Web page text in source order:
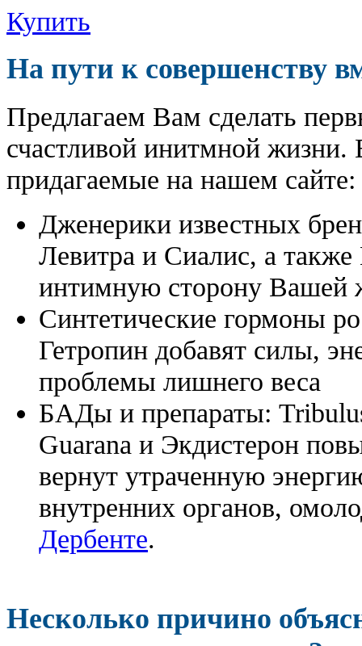
Купить
На пути к совершенству
Предлагаем Вам сделать
счастливой инитмной жизни.
придагаемые на нашем сайте:
Дженерики известных
Левитра и Сиалис, а
интимную сторону Вашей
Синтетические гормоны
Гетропин добавят силы,
проблемы лишнего веса
БАДы и препараты:
Guarana и Экдистерон
вернут утраченную
внутренних органов,
Дербенте.
Несколько причино